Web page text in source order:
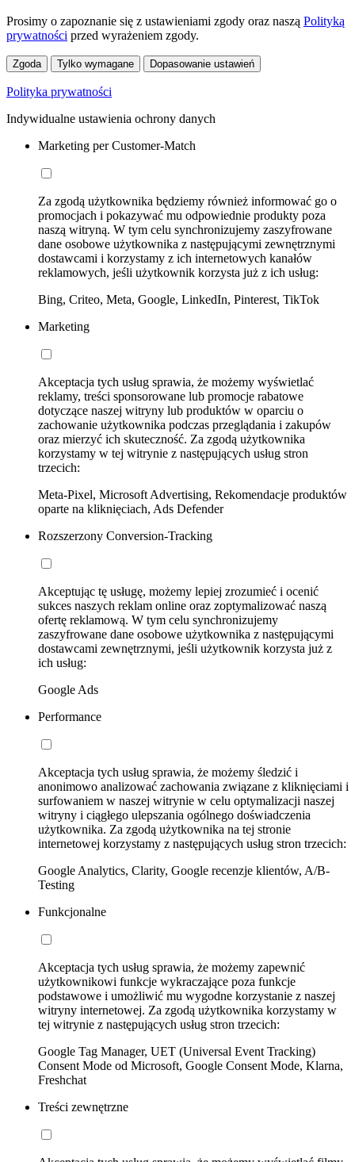
Prosimy o zapoznanie się z ustawieniami zgody oraz naszą Polityką
prywatności przed wyrażeniem zgody.
Zgoda Tylko wymagane Dopasowanie ustawień
Polityka prywatności
Indywidualne ustawienia ochrony danych
Marketing per Customer-Match
Za zgodą użytkownika będziemy również informować go o
promocjach i pokazywać mu odpowiednie produkty poza
naszą witryną. W tym celu synchronizujemy zaszyfrowane
dane osobowe użytkownika z następującymi zewnętrznymi
dostawcami i korzystamy z ich internetowych kanałów
reklamowych, jeśli użytkownik korzysta już z ich usług:
Bing, Criteo, Meta, Google, LinkedIn, Pinterest, TikTok
Marketing
Akceptacja tych usług sprawia, że możemy wyświetlać
reklamy, treści sponsorowane lub promocje rabatowe
dotyczące naszej witryny lub produktów w oparciu o
zachowanie użytkownika podczas przeglądania i zakupów
oraz mierzyć ich skuteczność. Za zgodą użytkownika
korzystamy w tej witrynie z następujących usług stron
trzecich:
Meta-Pixel, Microsoft Advertising, Rekomendacje produktów
oparte na kliknięciach, Ads Defender
Rozszerzony Conversion-Tracking
Akceptując tę usługę, możemy lepiej zrozumieć i ocenić
sukces naszych reklam online oraz zoptymalizować naszą
ofertę reklamową. W tym celu synchronizujemy
zaszyfrowane dane osobowe użytkownika z następującymi
dostawcami zewnętrznymi, jeśli użytkownik korzysta już z
ich usług:
Google Ads
Performance
Akceptacja tych usług sprawia, że możemy śledzić i
anonimowo analizować zachowania związane z kliknięciami i
surfowaniem w naszej witrynie w celu optymalizacji naszej
witryny i ciągłego ulepszania ogólnego doświadczenia
użytkownika. Za zgodą użytkownika na tej stronie
internetowej korzystamy z następujących usług stron trzecich:
Google Analytics, Clarity, Google recenzje klientów, A/B-
Testing
Funkcjonalne
Akceptacja tych usług sprawia, że możemy zapewnić
użytkownikowi funkcje wykraczające poza funkcje
podstawowe i umożliwić mu wygodne korzystanie z naszej
witryny internetowej. Za zgodą użytkownika korzystamy w
tej witrynie z następujących usług stron trzecich:
Google Tag Manager, UET (Universal Event Tracking)
Consent Mode od Microsoft, Google Consent Mode, Klarna,
Freshchat
Treści zewnętrzne